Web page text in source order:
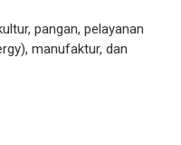
pangan, pelayanan
manufaktur, dan